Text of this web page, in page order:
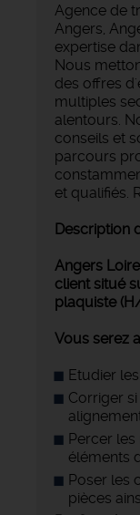
Agence de
Angers,
expertise
Nous
des offres
multiples
alentours.
conseils et
parcours
et qualifiés.
Description
Angers
client situé
plaquiste
Vous serez
Etudier
Corriger
Percer
éléments
Poser les
pièces